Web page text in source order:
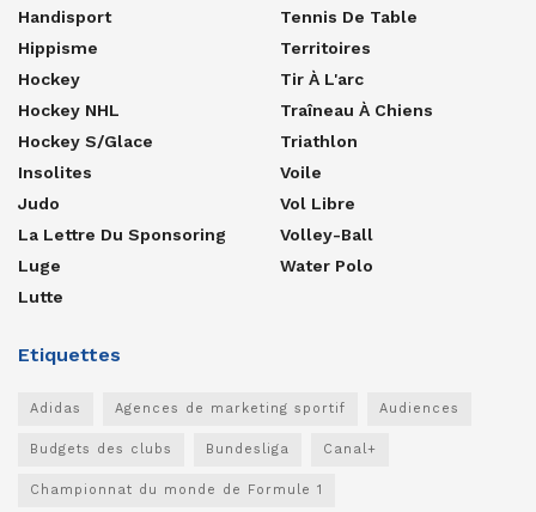
Handisport
Hippisme
Hockey
Hockey NHL
Hockey S/glace
Insolites
Judo
La Lettre Du Sponsoring
Luge
Lutte
Tennis De Table
Territoires
Tir À L'arc
Traîneau À Chiens
Triathlon
Voile
Vol Libre
Volley-Ball
Water Polo
Etiquettes
Adidas Agences de marketing sportif Audiences
Budgets des clubs Bundesliga Canal+
Championnat du monde de Formule 1